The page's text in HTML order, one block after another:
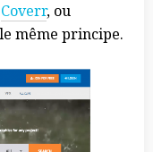
Coverr, ou
même principe.